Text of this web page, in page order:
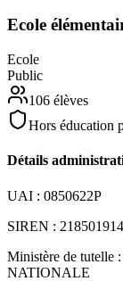
Ecole
Ecole
Public
106 élèves
Hors éducation
Détails
UAI : 0850622P
SIREN : 218501914
Ministère de tutelle :
NATIONALE